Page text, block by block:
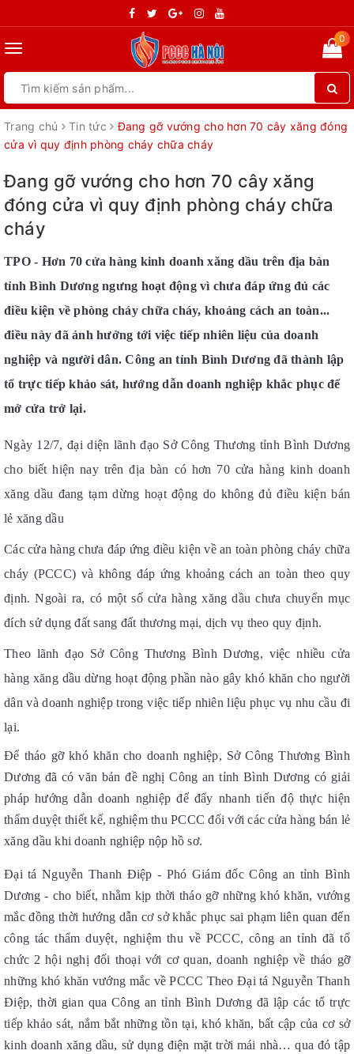
Toggle
0
Trang chủ Tin tức
Đang gỡ vướng cho hơn 70 cây xăng đóng
cửa vì quy định phòng cháy chữa cháy
Đang gỡ vướng cho hơn 70 cây xăng
đóng cửa vì quy định phòng cháy chữa
cháy
TPO - Hơn 70 cửa hàng kinh doanh xăng dầu trên địa bàn
tỉnh Bình Dương ngưng hoạt động vì chưa đáp ứng đủ các
điều kiện về phòng cháy chữa cháy, khoảng cách an toàn...
điều này đã ảnh hưởng tới việc tiếp nhiên liệu của doanh
nghiệp và người dân. Công an tỉnh Bình Dương đã thành lập
tổ trực tiếp khảo sát, hướng dẫn doanh nghiệp khắc phục để
mở cửa trở lại.
Ngày 12/7, đại diện lãnh đạo Sở Công Thương tỉnh Bình Dương
cho biết hiện nay trên địa bàn có hơn 70 cửa hàng kinh doanh
xăng dầu đang tạm dừng hoạt động do không đủ điều kiện bán
lẻ xăng dầu
Các cửa hàng chưa đáp ứng điều kiện về an toàn phòng cháy chữa
cháy (PCCC) và không đáp ứng khoảng cách an toàn theo quy
định. Ngoài ra, có một số cửa hàng xăng dầu chưa chuyển mục
đích sử dụng đất sang đất thương mại, dịch vụ theo quy định.
Theo lãnh đạo Sở Công Thương Bình Dương, việc nhiều cửa
hàng xăng dầu dừng hoạt động phần nào gây khó khăn cho người
dân và doanh nghiệp trong việc tiếp nhiên liệu phục vụ nhu cầu đi
lại.
Để tháo gỡ khó khăn cho doanh nghiệp, Sở Công Thương Bình
Dương đã có văn bản đề nghị Công an tỉnh Bình Dương có giải
pháp hướng dẫn doanh nghiệp để đẩy nhanh tiến độ thực hiện
thẩm duyệt thiết kế, nghiệm thu PCCC đối với các cửa hàng bán lẻ
xăng dầu khi doanh nghiệp nộp hồ sơ.
Đại tá Nguyễn Thanh Điệp - Phó Giám đốc Công an tỉnh Bình
Dương - cho biết, nhằm kịp thời tháo gỡ những khó khăn, vướng
mắc đồng thời hướng dẫn cơ sở khắc phục sai phạm liên quan đến
công tác thẩm duyệt, nghiệm thu về PCCC, công an tỉnh đã tổ
chức 2 hội nghị đối thoại với cơ quan, doanh nghiệp về tháo gỡ
những khó khăn vướng mắc về PCCC Theo Đại tá Nguyễn Thanh
Điệp, thời gian qua Công an tỉnh Bình Dương đã lập các tổ trực
tiếp khảo sát, nắm bắt những tồn tại, khó khăn, bất cập của cơ sở
kinh doanh xăng dầu, sử dụng điện mặt trời mái nhà… qua đó tập